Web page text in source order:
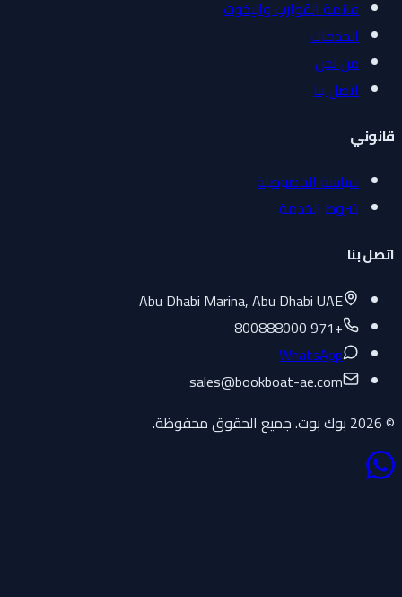
قائمة القوارب واليخوت
الخدمات
من نحن
اتصل بنا
قانوني
سياسة الخصوصية
شروط الخدمة
اتصل بنا
Abu Dhabi Marina, Abu Dhabi UAE
+971 800888000
WhatsApp
sales@bookboat-ae.com
© 2026 بوك بوت. جميع الحقوق محفوظة.